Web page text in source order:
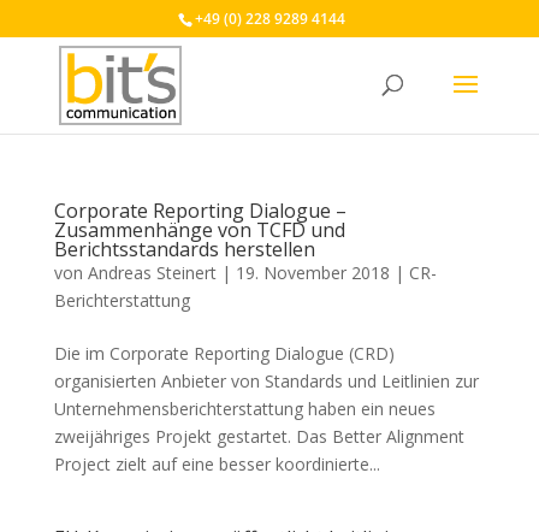
+49 (0) 228 9289 4144
Corporate Reporting Dialogue –
Zusammenhänge von TCFD und
Berichtsstandards herstellen
von Andreas Steinert| 19. November 2018 | CR-
Berichterstattung
Die im Corporate Reporting Dialogue (CRD)
organisierten Anbieter von Standards und Leitlinien zur
Unternehmensberichterstattung haben ein neues
zweijähriges Projekt gestartet. Das Better Alignment
Project zielt auf eine besser koordinierte...